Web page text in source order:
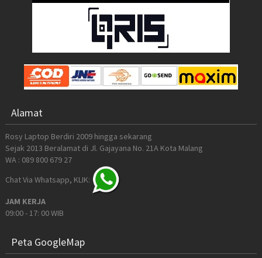
Alamat
Rosy Laptop Berdiri 2009 hingga sekarang
Sejak 2013 Beralamat di Jl. Gajayana No. 21A Kota Malang
WA : 089 800 679 27
Chat Via Whatsapp, KLIK:
JAM KERJA
09:00 - 17: 00 WIB
Peta GoogleMap